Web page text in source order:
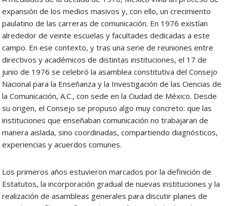
expansión de los medios masivos y, con ello, un crecimiento
paulatino de las carreras de comunicación. En 1976 existían
alrededor de veinte escuelas y facultades dedicadas a este
campo. En ese contexto, y tras una serie de reuniones entre
directivos y académicos de distintas instituciones, el 17 de
junio de 1976 se celebró la asamblea constitutiva del Consejo
Nacional para la Enseñanza y la Investigación de las Ciencias de
la Comunicación, A.C., con sede en la Ciudad de México. Desde
su origen, el Consejo se propuso algo muy concreto: que las
instituciones que enseñaban comunicación no trabajaran de
manera aislada, sino coordinadas, compartiendo diagnósticos,
experiencias y acuerdos comunes.
Los primeros años estuvieron marcados por la definición de
Estatutos, la incorporación gradual de nuevas instituciones y la
realización de asambleas generales para discutir planes de